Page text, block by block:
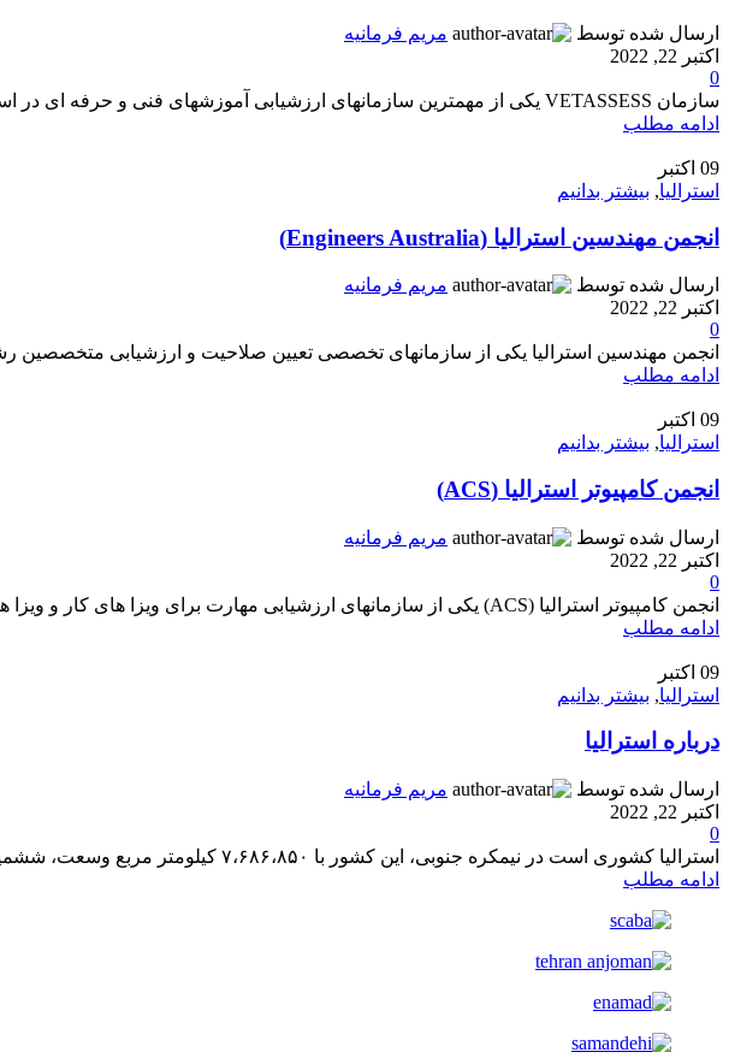
ارسال شده توسط
مریم فرمانیه
اکتبر 22, 2022
0
سازمان VETASSESS یکی از مهمترین سازمانهای ارزشیابی آموزشهای فنی و حرفه ای در استرالیا است. این سازمان در مسیر دستیابی به اهداف و تبیین ...
ادامه مطلب
09 اکتبر
استرالیا, بیشتر بدانیم
انجمن مهندسین استرالیا (Engineers Australia)
ارسال شده توسط
مریم فرمانیه
اکتبر 22, 2022
0
انجمن مهندسین استرالیا یکی از سازمانهای تخصصی تعیین صلاحیت و ارزشیابی متخصصین
ادامه مطلب
09 اکتبر
استرالیا, بیشتر بدانیم
انجمن کامپیوتر استرالیا (ACS)
ارسال شده توسط
مریم فرمانیه
اکتبر 22, 2022
0
انجمن کامپیوتر استرالیا (ACS) یکی از سازمانهای ارزشیابی مهارت برای ویزا های کار و ویزا های اقامت از طریق مهارت است.این سازمان مشابه سای...
ادامه مطلب
09 اکتبر
استرالیا, بیشتر بدانیم
درباره استرالیا
ارسال شده توسط
مریم فرمانیه
اکتبر 22, 2022
0
استرالیا کشوری است در نیمکره جنوبی، این کشور با ۷،۶۸۶،۸۵۰ کیلومتر مربع وسعت، ششمین کشور وسیع دنیا و بیش از ۶/۴ برابر بزرگ تر از ایران ا...
ادامه مطلب